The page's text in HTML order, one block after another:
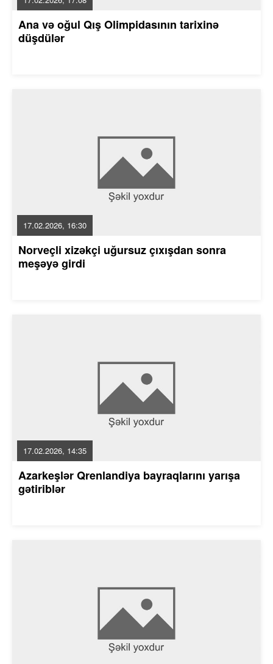
Ana və oğul Qış Olimpidasının tarixinə
düşdülər
17.02.2026, 16:30
Norveçli xizəkçi uğursuz çıxışdan sonra
meşəyə girdi
17.02.2026, 14:35
Azarkeşlər Qrenlandiya bayraqlarını yarışa
gətiriblər